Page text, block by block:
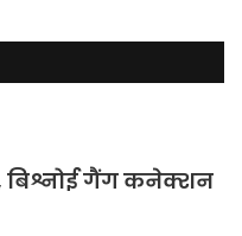
बिश्नोई गैंग कनेक्शन